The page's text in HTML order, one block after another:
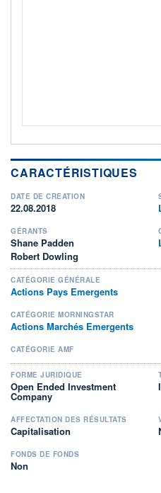
CARACTÉRISTIQUES
DATE DE CRÉATION
22.08.2018
GÉRANTS
Shane Padden
Robert Dowling
CATÉGORIE GÉNÉRALE
Actions Pays Emergents
CATÉGORIE MORNINGSTAR
Actions Marchés Emergents
CATÉGORIE AMF
FORME JURIDIQUE
Open Ended Investment
Company
AFFECTATION DES RÉSULTATS
Capitalisation
FONDS DE FONDS
Non